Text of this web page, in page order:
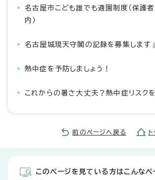
名古屋市こども誰でも通園制度（保護
内）
名古屋城現天守閣の記録を募集します
熱中症を予防しましょう！
これからの暑さ大丈夫？熱中症リスク
前のページへ戻る
このページを見ている方はこんなペ